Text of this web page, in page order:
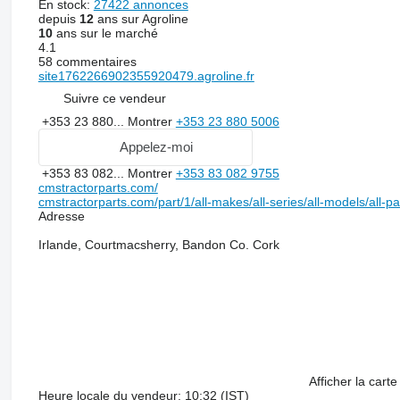
En stock: 27422 annonces
depuis 12ans sur Agroline
10ans sur le marché
4.1
58 commentaires
site1762266902355920479.agroline.fr
Suivre ce vendeur
+353 23 880... Montrer +353 23 880 5006
Appelez-moi
+353 83 082... Montrer +353 83 082 9755
cmstractorparts.com/
cmstractorparts.com/part/1/all-makes/all-series/all-models/all-
Adresse
Irlande, Courtmacsherry, Bandon Co. Cork
Afficher la carte
Heure locale du vendeur: 10:32 (IST)